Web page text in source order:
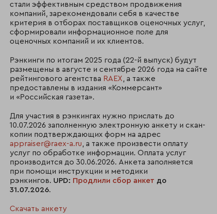
стали эффективным средством продвижения
компаний, зарекомендовали себя в качестве
критерия в отборах поставщиков оценочных услуг,
сформировали информационное поле для
оценочных компаний и их клиентов.
Рэнкинги по итогам 2025 года (22-й выпуск) будут
размещены в августе и сентябре 2026 года на сайте
рейтингового агентства RAEX , а также
предоставлены в издания «Коммерсант»
и «Российская газета».
Для участия в рэнкингах нужно прислать до
10.07.2026 заполненную электронную анкету и скан-
копии подтверждающих форм на адрес
appraiser@raex-a.ru , а также произвести оплату
услуг по обработке информации. Оплата услуг
производится до 30.06.2026. Анкета заполняется
при помощи инструкции и методики
рэнкингов. UPD: Продлили сбор анкет до
31.07.2026.
Скачать анкету